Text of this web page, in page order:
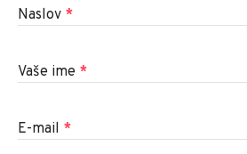
Naslov *
Vaše ime *
E-mail *